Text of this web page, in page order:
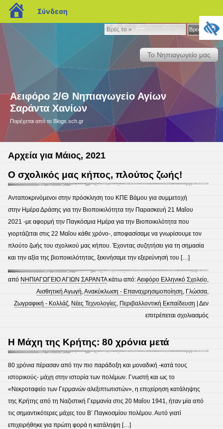
Βρες
Βρες το »
Το Νηπιαγωγείο μας
Αειφόρο 2/Θ Νηπιαγωγείο Αγίων
Σαράντα Χανίων
Παρέχεται από το Blogs.sch.gr
Αρχεία για Μάιος, 2021
Ο σχολικός μας κήπος, πλούτος ζωής!
Ανταποκρινόμενοι στην πρόσκληση του ΚΠΕ Βάμου για συμμετοχή
στην Ημέρα Δράσης για την Βιοποικιλότητα την Παρασκευή 21 Μαΐου
2021 -με αφορμή την Παγκόσμια Ημέρα για την Βιοποικιλότητα που
γιορτάζεται στις 22 Μαΐου κάθε χρόνο-, αποφασίσαμε να γνωρίσουμε τον
πλούτο ζωής του σχολικού μας κήπου. Έχοντας συζητήσει για τη σημασία
και την αξία της βιοποικιλότητας, ξεκινήσαμε την εξερεύνησή του […]
από ΝΗΠΙΑΓΩΓΕΙΟ ΑΓΙΩΝ ΣΑΡΑΝΤΑκάτω από:Αειφόρο Ελληνικό Σχολείο,
Αισθητική Αγωγή,Ανακύκλωση - Επαναχρησιμοποίηση, Γλώσσα,
Ζωγραφική - Κολλάζ, Νέες Τεχνολoγίες, Περιβαλλοντική Εκπαίδευση |Δεν
επιτρέπεται σχολιασμός
μας
Η Μάχη της Κρήτης: 80 χρόνια μετά
80 χρόνια πέρασαν από την πιο παράδοξη και μοναδική -κατά τους
ιστορικούς- μάχη στην ιστορία των πολέμων. Γνωστή και ως το
«Νεκροταφείο των Γερμανών αλεξιπτωτιστών», η επιχείρηση κατάληψης
της Κρήτης από τη Ναζιστική Γερμανία στις 20 Μαΐου 1941, ήταν μία από
τις σημαντικότερες μάχες του Β’ Παγκοσμίου πολέμου. Αυτό γιατί
επιχειρήθηκε για πρώτη φορά η κατάληψη […]
blogs.sch.gr
Σύνδεση